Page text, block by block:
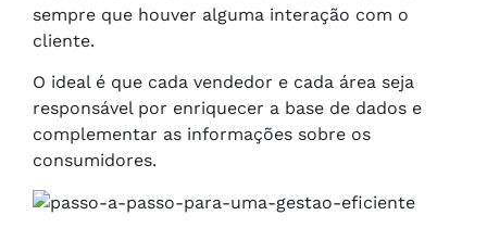
sempre que houver alguma interação com o
cliente.
O ideal é que cada vendedor e cada área seja
responsável por enriquecer a base de dados e
complementar as informações sobre os
consumidores.